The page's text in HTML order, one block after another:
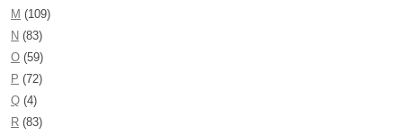
M (109)
N (83)
O (59)
P (72)
Q (4)
R (83)